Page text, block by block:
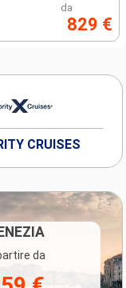
da
829 €
CRUISES
da